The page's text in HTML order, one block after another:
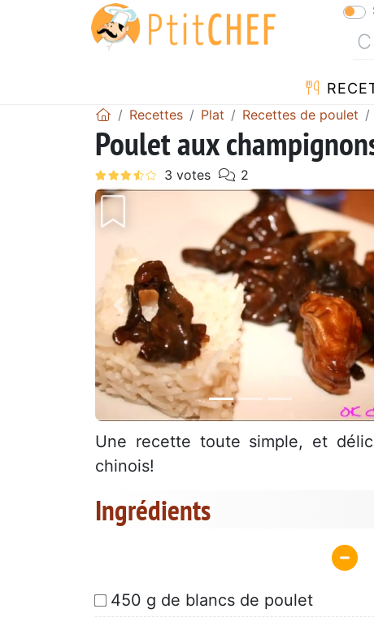
Recettes Plat Recettes de poulet
Poulet aux
Précédent
Une recette toute simple, et
chinois!
Ingrédients
450 g de blancs de poulet